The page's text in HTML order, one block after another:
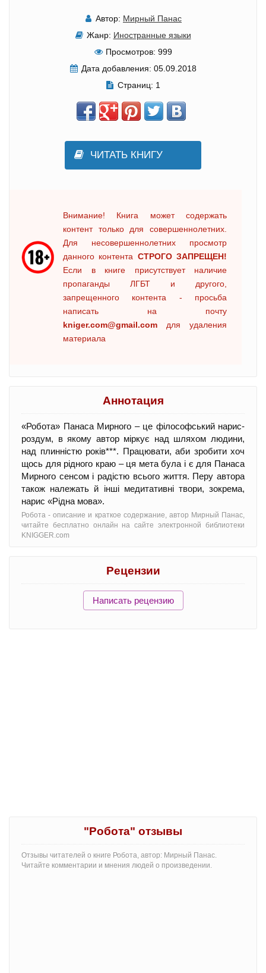
Автор: Мирный Панас
Жанр: Иностранные языки
Просмотров: 999
Дата добавления: 05.09.2018
Страниц: 1
ЧИТАТЬ КНИГУ
Внимание! Книга может содержать
контент только для совершеннолетних.
Для несовершеннолетних просмотр
данного контента СТРОГО ЗАПРЕЩЕН!
Если в книге присутствует наличие
пропаганды ЛГБТ и другого,
запрещенного контента - просьба
написать на почту
kniger.com@gmail.com для удаления
материала
Аннотация
«Робота» Панаса Мирного – це філософський нарис-
роздум, в якому автор міркує над шляхом людини,
над плинністю років***. Працювати, аби зробити хоч
щось для рідного краю – ця мета була і є для Панаса
Мирного сенсом і радістю всього життя. Перу автора
також належать й інші медитативні твори, зокрема,
нарис «Рідна мова».
Робота - oписание и краткое содержание, автор Мирный Панас,
читайте бесплатно онлайн на сайте электронной библиотеки
KNIGGER.com
Рецензии
Написать рецензию
"Робота" отзывы
Отзывы читателей о книге Робота, автор: Мирный Панас.
Читайте комментарии и мнения людей о произведении.